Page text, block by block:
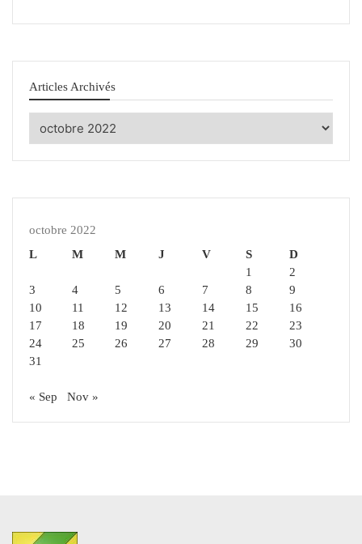
Articles Archivés
octobre 2022
L
M M J V S
D
1
2
3
4 5 6 7 8
9
10
11 12 13 14 15
16
17
18 19 20 21 22
23
24
25 26 27 28 29
30
31
« Sep Nov »